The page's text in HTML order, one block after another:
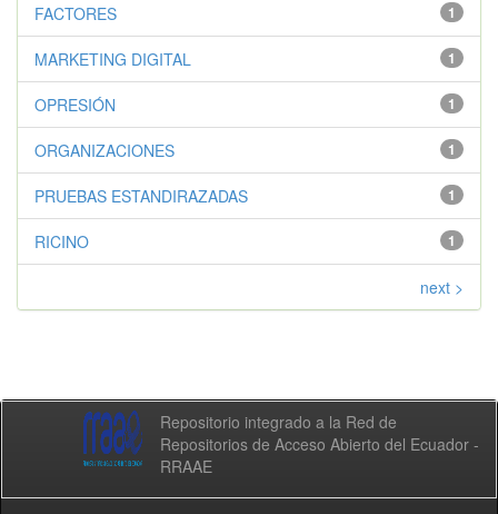
1
FACTORES
1
MARKETING DIGITAL
1
OPRESIÓN
1
ORGANIZACIONES
1
PRUEBAS ESTANDIRAZADAS
1
RICINO
next >
Repositorio integrado a la Red de
Repositorios de Acceso Abierto del Ecuador -
RRAAE